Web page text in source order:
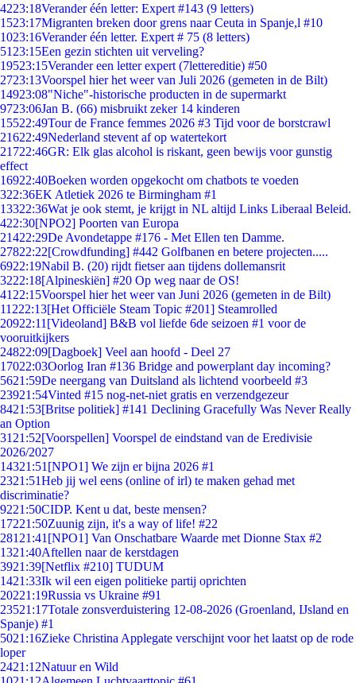
4223:18Verander één letter: Expert #143 (9 letters)
1523:17Migranten breken door grens naar Ceuta in Spanje,l #10
1023:16Verander één letter. Expert # 75 (8 letters)
51 23:15Een gezin stichten uit verveling?
19523:15Verander een letter expert (7lettereditie) #50
2723:13Voorspel hier het weer van Juli 2026 (gemeten in de Bilt)
14923:08"Niche"-historische producten in de supermarkt
9723:06Jan B. (66) misbruikt zeker 14 kinderen
15522:49Tour de France femmes 2026 #3 Tijd voor de borstcrawl
21622:49Nederland stevent af op watertekort
21722:46GR: Elk glas alcohol is riskant, geen bewijs voor gunstig
effect
16922:40Boeken worden opgekocht om chatbots te voeden
322:36EK Atletiek 2026 te Birmingham #1
13322:36Wat je ook stemt, je krijgt in NL altijd Links Liberaal Beleid.
422:30[NPO2] Poorten van Europa
21422:29De Avondetappe #176 - Met Ellen ten Damme.
27822:22[Crowdfunding] #442 Golfbanen en betere projecten.....
6922:19Nabil B. (20) rijdt fietser aan tijdens dollemansrit
3222:18[Alpineskiën] #20 Op weg naar de OS!
41 22:15Voorspel hier het weer van Juni 2026 (gemeten in de Bilt)
11222:13[Het Officiële Steam Topic #201] Steamrolled
20922:11 [Videoland] B&B vol liefde 6de seizoen #1 voor de
vooruitkijkers
24822:09[Dagboek] Veel aan hoofd - Deel 27
17022:03Oorlog Iran #136 Bridge and powerplant day incoming?
5621:59De neergang van Duitsland als lichtend voorbeeld #3
23921:54Vinted #15 nog-net-niet gratis en verzendgezeur
8421:53[Britse politiek] #141 Declining Gracefully Was Never Really
an Option
31 21:52[Voorspellen] Voorspel de eindstand van de Eredivisie
2026/2027
14321:51 [NPO1] We zijn er bijna 2026 #1
2321:51Heb jij wel eens (online of irl) te maken gehad met
discriminatie?
9221:50CIDP. Kent u dat, beste mensen?
17221:50Zuunig zijn, it's a way of life! #22
281 21:41 [NPO1] Van Onschatbare Waarde met Dionne Stax #2
1321:40Aftellen naar de kerstdagen
3921:39[Netflix #210] TUDUM
1421:33Ik wil een eigen politieke partij oprichten
20221:19Russia vs Ukraine #91
23521:17Totale zonsverduistering 12-08-2026 (Groenland, IJsland en
Spanje) #1
5021:16Zieke Christina Applegate verschijnt voor het laatst op de rode
loper
2421:12Natuur en Wild